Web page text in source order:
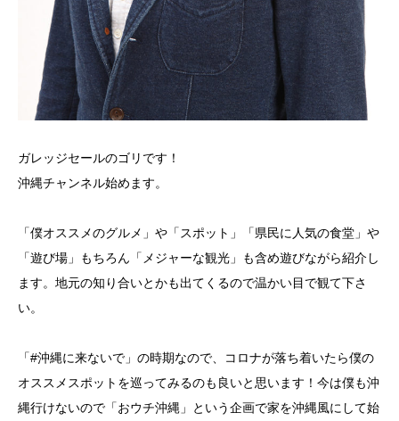
ガレッジセールのゴリです！
沖縄チャンネル始めます。
「僕オススメのグルメ」や「スポット」「県民に人気の食堂」や
「遊び場」もちろん「メジャーな観光」も含め遊びながら紹介し
ます。地元の知り合いとかも出てくるので温かい目で観て下さ
い。
「#沖縄に来ないで」の時期なので、コロナが落ち着いたら僕の
オススメスポットを巡ってみるのも良いと思います！今は僕も沖
縄行けないので「おウチ沖縄」という企画で家を沖縄風にして始